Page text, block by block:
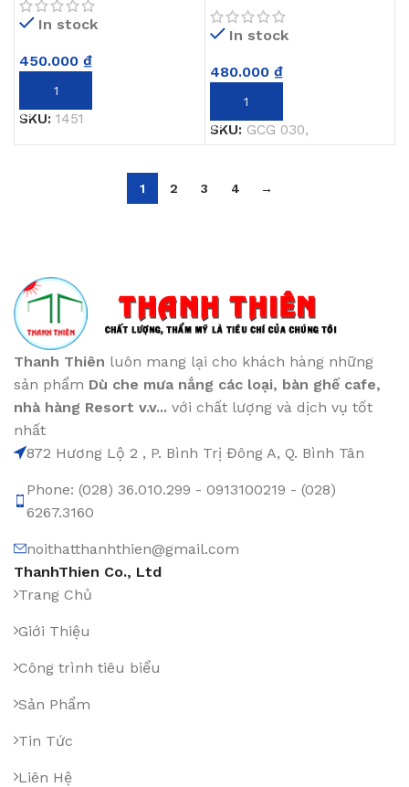
In stock
450.000 ₫
THÊM VÀO GIỎ HÀNG
SKU: 1451
In stock
480.000 ₫
THÊM VÀO GIỎ HÀNG
SKU: GCG 030,
1 2 3 4 →
Thanh Thiên luôn mang lại cho khách hàng những
sản phẩm Dù che mưa nắng các loại, bàn ghế cafe,
nhà hàng Resort v.v... với chất lượng và dịch vụ tốt
nhất
872 Hương Lộ 2 , P. Bình Trị Đông A, Q. Bình Tân
Phone: (028) 36.010.299 - 0913100219 - (028)
6267.3160
noithatthanhthien@gmail.com
ThanhThien Co., Ltd
Trang Chủ
Giới Thiệu
Công trình tiêu biểu
Sản Phẩm
Tin Tức
Liên Hệ